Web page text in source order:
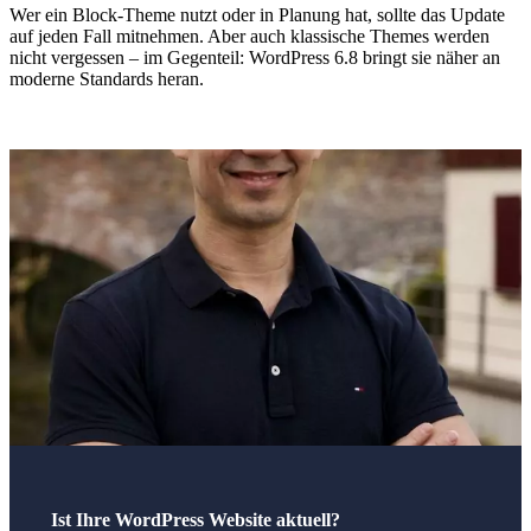
Wer ein Block-Theme nutzt oder in Planung hat, sollte das Update
auf jeden Fall mitnehmen. Aber auch klassische Themes werden
nicht vergessen – im Gegenteil: WordPress 6.8 bringt sie näher an
moderne Standards heran.
Ist Ihre WordPress Website aktuell?